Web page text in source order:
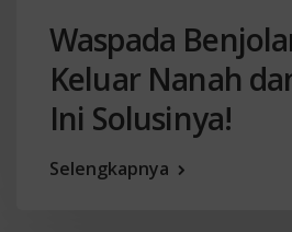
Waspada
Keluar Nanah
Ini Solusinya!
Selengkapnya